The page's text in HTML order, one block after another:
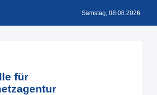
Samstag, 08.08.2026
für